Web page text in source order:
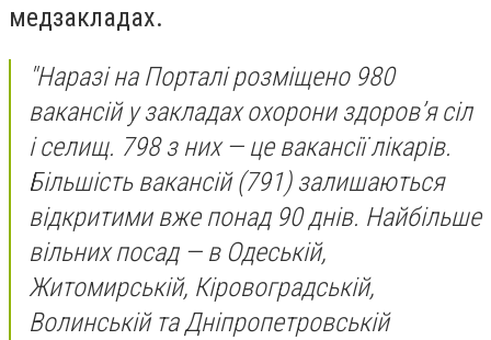
медзакладах.
"Наразі на Порталі розміщено 980
вакансій у закладах охорони здоров’я сіл
і селищ. 798 з них — це вакансії лікарів.
Більшість вакансій (791) залишаються
відкритими вже понад 90 днів. Найбільше
вільних посад — в Одеській,
Житомирській, Кіровоградській,
Волинській та Дніпропетровській